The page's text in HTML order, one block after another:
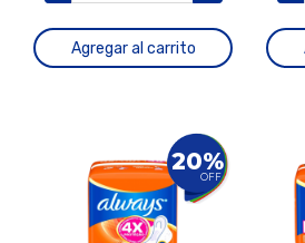
Agregar al carrito
20%
OFF